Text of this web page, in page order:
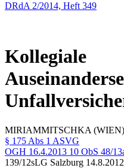
DRdA 2/2014, Heft 349
Kollegiale
MIRIAMMITSCHKA (WIEN)
§ 175 Abs 1 ASVG
OGH 16.4.2013 10 ObS 48/
139/12sLG Salzburg 14.8.2012